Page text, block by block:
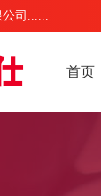
司......
首页